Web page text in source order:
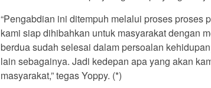
“Pengabdian ini ditempuh melalui proses proses
kami siap dihibahkan untuk masyarakat dengan
berdua sudah selesai dalam persoalan
lain sebagainya. Jadi kedepan apa yang akan
masyarakat,” tegas Yoppy. (*)